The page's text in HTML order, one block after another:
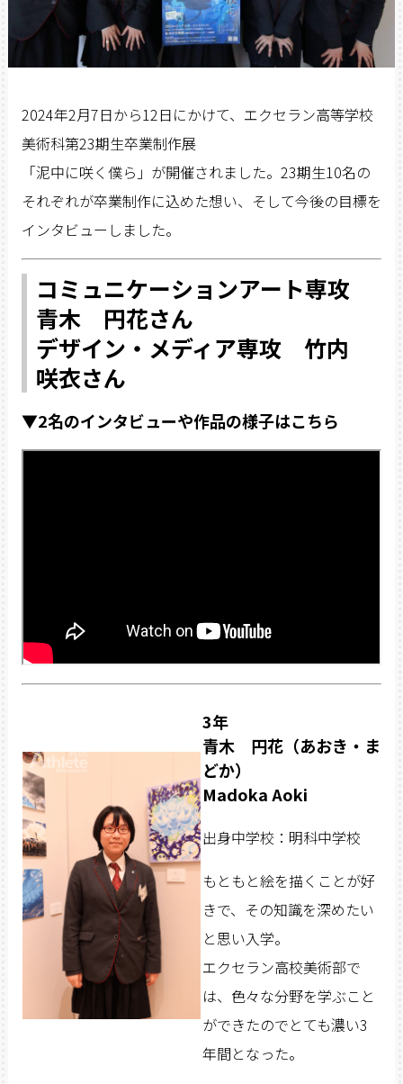
2024年2月7日から12日にかけて、エクセラン高等学校
美術科第23期生卒業制作展
「泥中に咲く僕ら」が開催されました。23期生10名の
それぞれが卒業制作に込めた想い、そして今後の目標を
インタビューしました。
コミュニケーションアート専攻
青木 円花さん
デザイン・メディア専攻 竹内
咲衣さん
▼2名のインタビューや作品の様子はこちら
3年
青木 円花（あおき・ま
どか）
Madoka Aoki
出身中学校：明科中学校
もともと絵を描くことが好
きで、その知識を深めたい
と思い入学。
エクセラン高校美術部で
は、色々な分野を学ぶこと
ができたのでとても濃い3
年間となった。